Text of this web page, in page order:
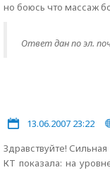
но боюсь что массаж
Ответ дан по эл.
13.06.2007 23:22
Здравствуйте!
КТ показала: на